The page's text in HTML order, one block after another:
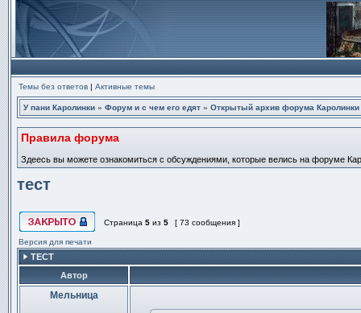
Темы без ответов | Активные темы
У пани Каролинки » Форум и с чем его едят » Открытый архив форума Каролинки
Правила форума
Здеесь вы можете ознакомиться с обсуждениями, которые велись на форуме
тест
Страница 5 из 5 [ 73 сообщения ]
Версия для печати
ТЕСТ
Автор
Мельница